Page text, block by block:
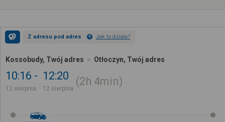
Z adresu pod adres Jak to działa?
Kossobudy, Twój adres Otłoczyn, Twój adres
10:16
12 sierpnia
12:20
12 sierpnia
2h 4min